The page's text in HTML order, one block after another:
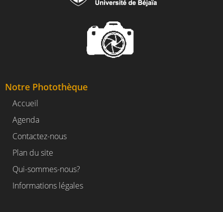
Notre Photothèque
Accueil
Agenda
Contactez-nous
Plan du site
Qui-sommes-nous?
Informations légales